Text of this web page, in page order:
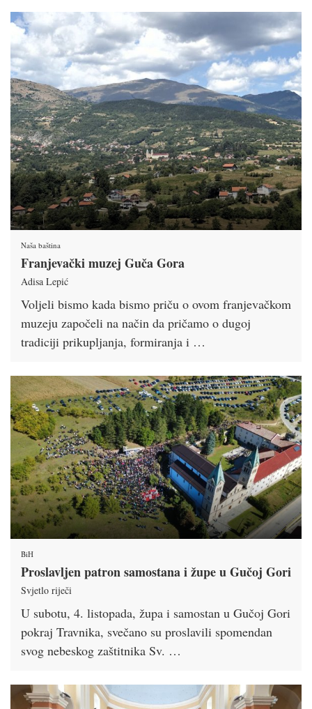
Naša baština
Franjevački muzej Guča Gora
Adisa Lepić
Voljeli bismo kada bismo priču o ovom franjevačkom
muzeju započeli na način da pričamo o dugoj
tradiciji prikupljanja, formiranja i …
BiH
Proslavljen patron samostana i župe u Gučoj Gori
Svjetlo riječi
U subotu, 4. listopada, župa i samostan u Gučoj Gori
pokraj Travnika, svečano su proslavili spomendan
svog nebeskog zaštitnika Sv. …